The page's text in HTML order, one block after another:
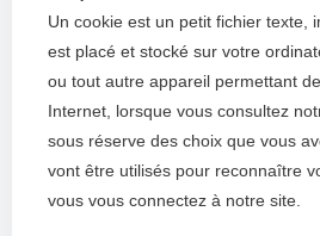
Un cookie est un petit fichier texte,
est placé et stocké sur votre
ou tout autre appareil permettant
Internet, lorsque vous consultez
sous réserve des choix que vous
vont être utilisés pour reconnaître
vous vous connectez à notre site.